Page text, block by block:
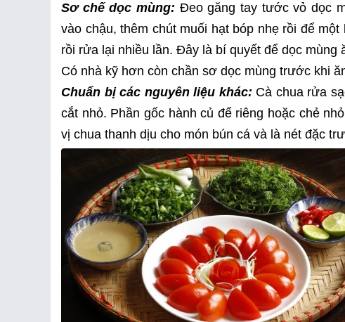
Sơ chế dọc mùng: Đeo găng tay tước vỏ dọc
vào chậu, thêm chút muối hạt bóp nhẹ rồi để
rồi rửa lại nhiều lần. Đây là bí quyết để dọc
Có nhà kỹ hơn còn chần sơ dọc mùng trước khi
Chuẩn bị các nguyên liệu khác: Cà chua rửa
cắt nhỏ. Phần gốc hành củ để riêng hoặc chẻ
vị chua thanh dịu cho món bún cá và là nét đặc